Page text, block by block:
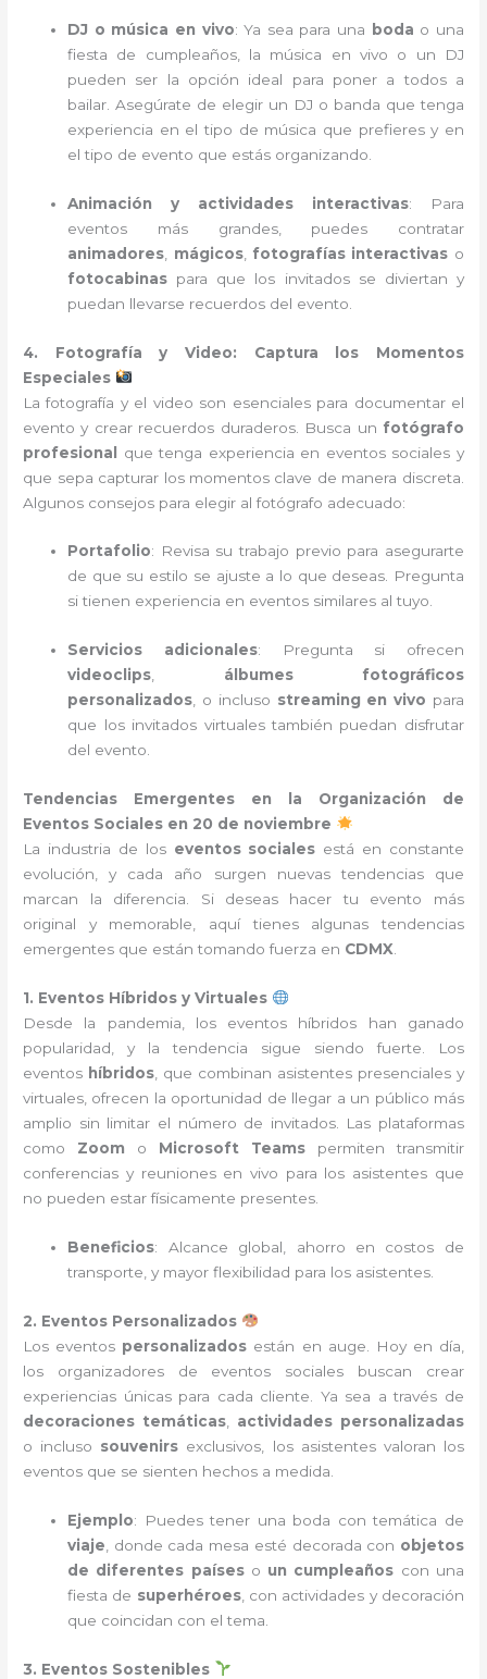
DJ o música en vivo: Ya sea para una boda o una
fiesta de cumpleaños, la música en vivo o un DJ
pueden ser la opción ideal para poner a todos a
bailar. Asegúrate de elegir un DJ o banda que tenga
experiencia en el tipo de música que prefieres y en
el tipo de evento que estás organizando.
Animación y actividades interactivas: Para
eventos más grandes, puedes contratar
animadores
mágicos, fotografías interactivas o
fotocabinas para que los invitados se diviertan y
puedan llevarse recuerdos del evento.
4. Fotografía y Video: Captura los Momentos
Especiales
La fotografía y el video son esenciales para documentar el
evento y crear recuerdos duraderos. Busca un fotógrafo
profesional que tenga experiencia en eventos sociales y
que sepa capturar los momentos clave de manera discreta.
Algunos consejos para elegir al fotógrafo adecuado:
Portafolio: Revisa su trabajo previo para asegurarte
de que su estilo se ajuste a lo que deseas. Pregunta
si tienen experiencia en eventos similares al tuyo.
Servicios adicionales: Pregunta si ofrecen
videoclips, álbumes fotográficos
personalizados, o incluso streaming en vivo para
que los invitados virtuales también puedan disfrutar
del evento.
Tendencias Emergentes en la Organización de
Eventos Sociales en 20 de noviembre
La industria de los eventos sociales está en constante
evolución, y cada año surgen nuevas tendencias que
marcan la diferencia. Si deseas hacer tu evento más
original y memorable, aquí tienes algunas tendencias
emergentes que están tomando fuerza en CDMX
1. Eventos Híbridos y Virtuales
Desde la pandemia, los eventos híbridos han ganado
popularidad, y la tendencia sigue siendo fuerte. Los
eventos híbridos , que combinan asistentes presenciales y
virtuales, ofrecen la oportunidad de llegar a un público más
amplio sin limitar el número de invitados. Las plataformas
como Zoom o Microsoft Teamspermiten transmitir
conferencias y reuniones en vivo para los asistentes que
no pueden estar físicamente presentes.
Beneficios: Alcance global, ahorro en costos de
transporte, y mayor flexibilidad para los asistentes.
2. Eventos Personalizados
Los eventos personalizados están en auge. Hoy en día,
los organizadores de eventos sociales buscan crear
experiencias únicas para cada cliente. Ya sea a través de
decoraciones temáticas
actividades personalizadas
o incluso souvenirs exclusivos, los asistentes valoran los
eventos que se sienten hechos a medida.
Ejemplo: Puedes tener una boda con temática de
viaje , donde cada mesa esté decorada con objetos
de diferentes paíseso un cumpleaños con una
fiesta de superhéroes, con actividades y decoración
que coincidan con el tema.
3. Eventos Sostenibles